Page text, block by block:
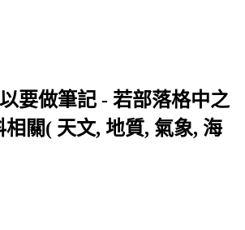
要做筆記 - 若部落格中之
關( 天文, 地質, 氣象, 海